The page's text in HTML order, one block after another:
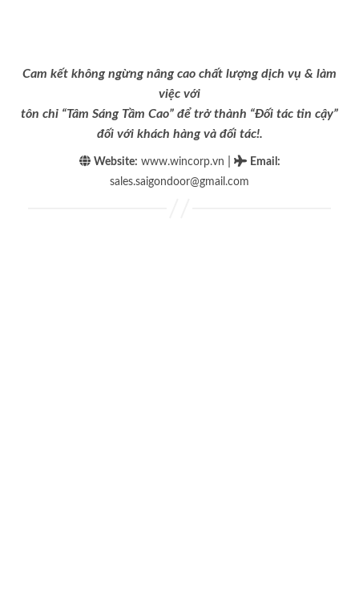
Cam kết không ngừng nâng cao chất lượng dịch vụ & làm
việc với
tôn chỉ “Tâm Sáng Tầm Cao” để trở thành “Đối tác tin cậy”
đối với khách hàng và đối tác!.
Website: www.wincorp.vn Email :
sales.saigondoor@gmail.com